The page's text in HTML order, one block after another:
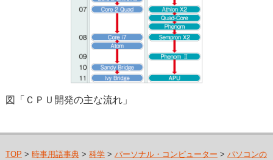
図「ＣＰＵ開発の主な流れ」
TOP > 時事用語事典> 科学> パーソナル・コンピューター > パソコンの